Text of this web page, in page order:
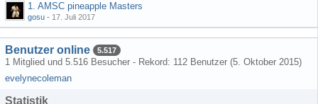
1. AMSC pineapple Masters
gosu - 17. Juli 2017
Benutzer online 5.517
1 Mitglied und 5.516 Besucher - Rekord: 112 Benutzer (5. Oktober 2015)
evelynecoleman
Statistik